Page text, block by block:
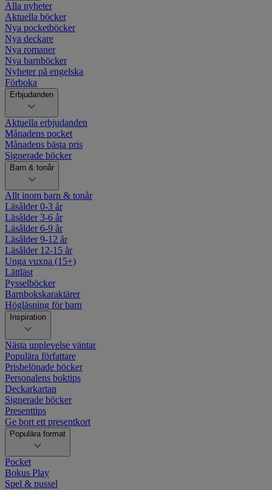
Alla nyheter
Aktuella böcker
Nya pocketböcker
Nya deckare
Nya romaner
Nya barnböcker
Nyheter på engelska
Förboka
Erbjudanden
Aktuella erbjudanden
Månadens pocket
Månadens bästa pris
Signerade böcker
Barn & tonår
Allt inom barn & tonår
Läsålder 0-3 år
Läsålder 3-6 år
Läsålder 6-9 år
Läsålder 9-12 år
Läsålder 12-15 år
Unga vuxna (15+)
Lättläst
Pysselböcker
Barnbokskaraktärer
Högläsning för barn
Inspiration
Nästa upplevelse väntar
Populära författare
Prisbelönade böcker
Personalens boktips
Deckarkartan
Signerade böcker
Presenttips
Ge bort ett presentkort
Populära format
Pocket
Bokus Play
Spel & pussel